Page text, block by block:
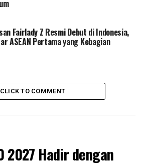
sehingga motor lebih patuh
dan pengendara bisa tetap
Fairlady Z Resmi Debut di Indonesia,
ASEAN Pertama yang Kebagian
CLICK TO COMMENT
2027 Hadir dengan